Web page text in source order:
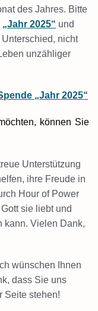
des Jahres. Bitte
„Jahr 2025“ und
nicht
unzähliger
„Jahr 2025“
können Sie
Unterstützung
ihre Freude in
Hour of Power
sie liebt und
kann. Vielen Dank,
wünschen Ihnen
dass Sie uns
Seite stehen!